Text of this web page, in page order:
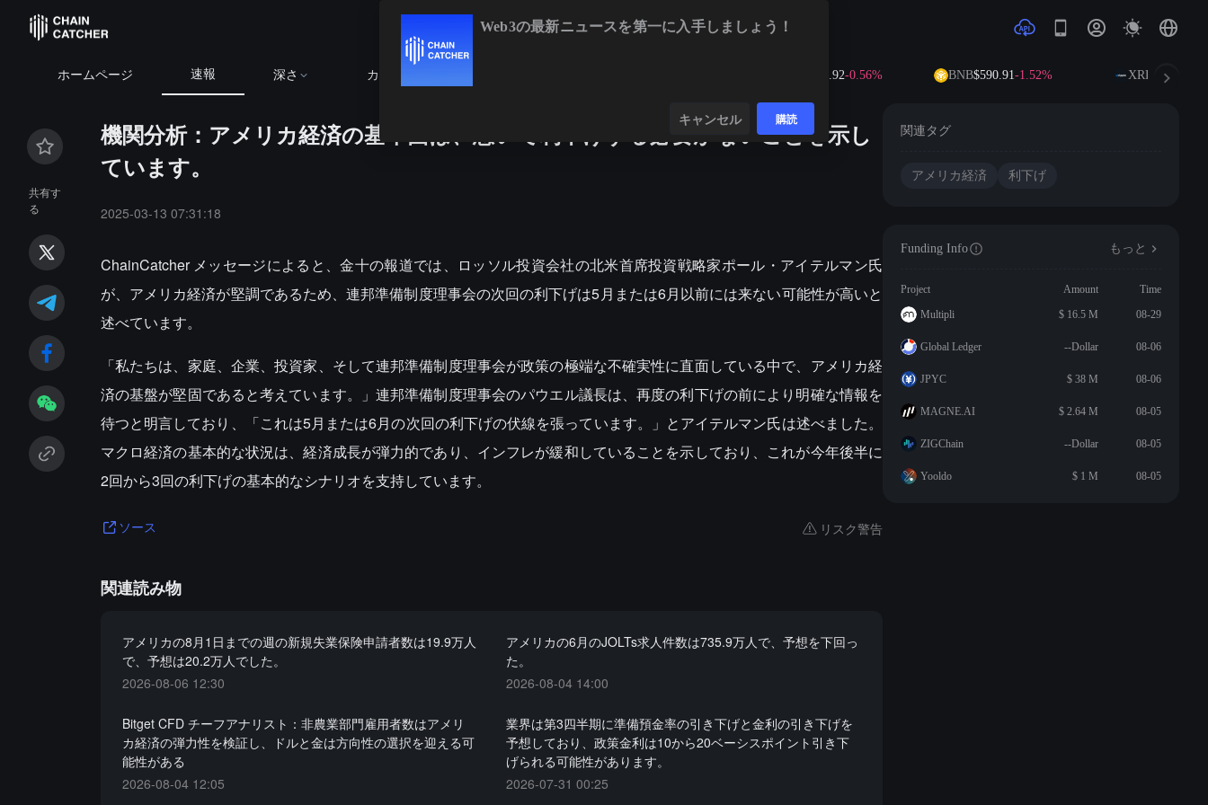
ホームページ 速報 深さ カレンダー $1,905.92-0.56% BNB$590.91-1.52% XRP$1.03-3.13%
共有す
る
機関分析：アメリカ経済の基本面は、急いで利下げする必要がないことを示し
ています。
2025-03-13 07:31:18
ChainCatcher メッセージによると、金十の報道では、ロッソル投資会社の北米首席投資戦略家ポール・アイテルマン氏
が、アメリカ経済が堅調であるため、連邦準備制度理事会の次回の利下げは5月または6月以前には来ない可能性が高いと
述べています。
「私たちは、家庭、企業、投資家、そして連邦準備制度理事会が政策の極端な不確実性に直面している中で、アメリカ経
済の基盤が堅固であると考えています。」連邦準備制度理事会のパウエル議長は、再度の利下げの前により明確な情報を
待つと明言しており、「これは5月または6月の次回の利下げの伏線を張っています。」とアイテルマン氏は述べました。
マクロ経済の基本的な状況は、経済成長が弾力的であり、インフレが緩和していることを示しており、これが今年後半に
2回から3回の利下げの基本的なシナリオを支持しています。
ソース リスク警告
関連読み物
アメリカの8月1日までの週の新規失業保険申請者数は19.9万人
で、予想は20.2万人でした。
2026-08-06 12:30
アメリカの6月のJOLTs求人件数は735.9万人で、予想を下回っ
た。
2026-08-04 14:00
Bitget CFD チーフアナリスト：非農業部門雇用者数はアメリ
カ経済の弾力性を検証し、ドルと金は方向性の選択を迎える可
能性がある
2026-08-04 12:05
業界は第3四半期に準備預金率の引き下げと金利の引き下げを
予想しており、政策金利は10から20ベーシスポイント引き下
げられる可能性があります。
2026-07-31 00:25
関連タグ
アメリカ経済 利下げ
Funding Info もっと
Project Amount
Time
Multipli
$ 16.5 M 08-29
Global Ledger --Dollar 08-06
JPYC $ 38 M 08-06
MAGNE.AI $ 2.64 M 08-05
ZIGChain --Dollar 08-05
Yooldo $ 1 M 08-05
Web3の最新ニュースを第一に入手しましょう！
キャンセル 購読